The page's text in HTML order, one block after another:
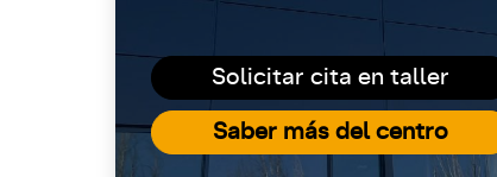
Solicitar cita en taller
Saber más del centro